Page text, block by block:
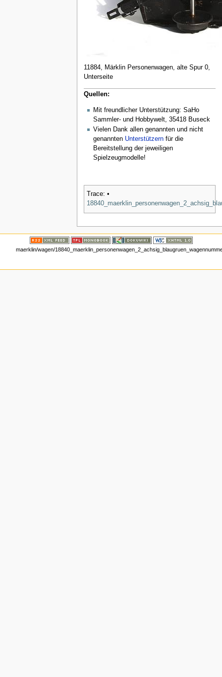
11884, Märklin Personenwagen, alte Spur 0,
Unterseite
Quellen:
Mit freundlicher Unterstützung: SaHo
Sammler- und Hobbywelt, 35418 Buseck
Vielen Dank allen genannten und nicht
genannten Unterstützernfür die
Bereitstellung der jeweiligen
Spielzeugmodelle!
Trace: •
maerklin/wagen/